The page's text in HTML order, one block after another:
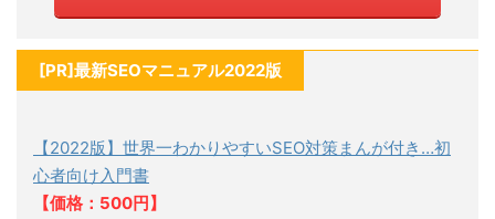
[PR]最新SEOマニュアル2022版
【2022版】世界一わかりやすいSEO対策まんが付き…初
心者向け入門書
【価格：500円】